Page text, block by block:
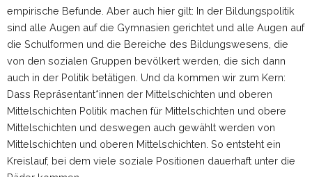
empirische Befunde. Aber auch hier gilt: In der Bildungspolitik
sind alle Augen auf die Gymnasien gerichtet und alle Augen auf
die Schulformen und die Bereiche des Bildungswesens, die
von den sozialen Gruppen bevölkert werden, die sich dann
auch in der Politik betätigen. Und da kommen wir zum Kern:
Dass Repräsentant*innen der Mittelschichten und oberen
Mittelschichten Politik machen für Mittelschichten und obere
Mittelschichten und deswegen auch gewählt werden von
Mittelschichten und oberen Mittelschichten. So entsteht ein
Kreislauf, bei dem viele soziale Positionen dauerhaft unter die